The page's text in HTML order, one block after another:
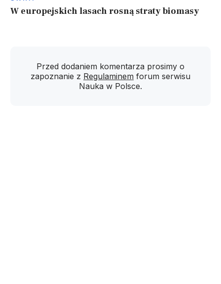
W europejskich lasach rosną straty biomasy
Przed dodaniem komentarza prosimy o
zapoznanie z Regulaminem forum serwisu
Nauka w Polsce.